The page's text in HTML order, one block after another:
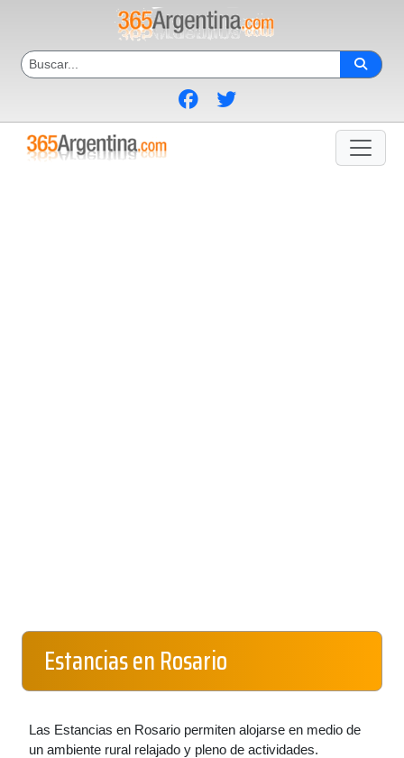
Estancias en Rosario
Las Estancias en Rosario permiten alojarse en medio de
un ambiente rural relajado y pleno de actividades.